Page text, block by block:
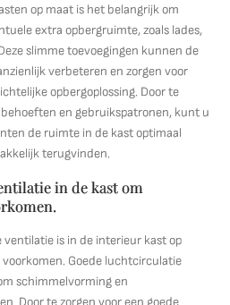
op maat is het belangrijk om
extra opbergruimte, zoals lades,
slimme toevoegingen kunnen de
verbeteren en zorgen voor
opbergoplossing. Door te
en gebruikspatronen, kunt u
de ruimte in de kast optimaal
terugvinden.
in de kast om
is in de interieur kast op
Goede luchtcirculatie
schimmelvorming en
Door te zorgen voor een goede